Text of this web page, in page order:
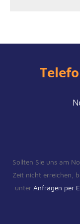
Sollten Sie uns am
Zeit nicht erreichen,
unter Anfragen per